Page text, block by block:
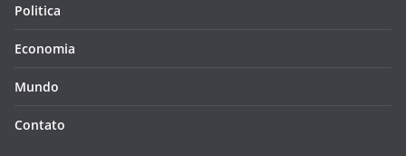
Politica
Economia
Mundo
Contato